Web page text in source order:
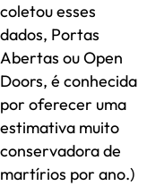
coletou esses
dados, Portas
Abertas ou Open
Doors, é conhecida
por oferecer uma
estimativa muito
conservadora de
martírios por ano.)